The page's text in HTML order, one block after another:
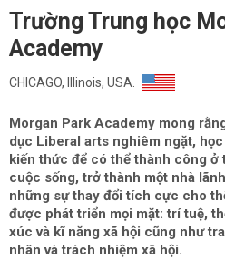
Trường Trung học
Academy
CHICAGO, Illinois, USA.
Morgan Park Academy mong
dục Liberal arts nghiêm ngặt,
kiến thức để có thể thành công ở
cuộc sống, trở thành một nhà
những sự thay đổi tích cực cho
được phát triển mọi mặt: trí tuệ,
xúc và kĩ năng xã hội cũng như
nhân và trách nhiệm xã hội.